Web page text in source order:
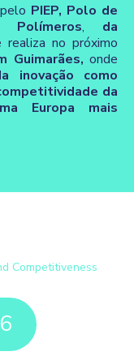
PIEP, Polo de
Polímeros, da
no próximo
Guimarães, onde
inovação como
da
Europa mais
Competitiveness